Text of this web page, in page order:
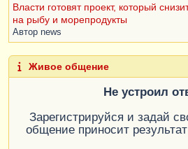
Власти готовят проект, который
на рыбу и морепродукты
Автор news
Живое общение
Не устроил
Зарегистрируйся и задай
общение приносит